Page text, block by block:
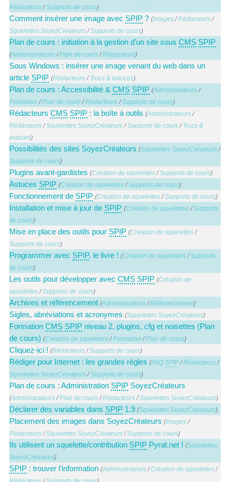
Rédacteurs/Supports de cours)
Comment insérer une image avec SPIP ? (Images/Rédacteurs/
Squelettes SoyezCréateurs/Supports de cours)
Plan de cours : initiation à la gestion d’un site sousCMS SPIP
(Administrateurs/Plan de cours/Rédacteurs)
Sous Windows : insérer une image venant du web dans un
article SPIP (Rédacteurs/ Trucs & astuces)
Plan de cours : Accessibilité &CMS SPIP (Administrateurs/
Formation /Plan de cours/Rédacteurs/Supports de cours)
RédacteursCMS SPIP : la boîte à outils (Administrateurs/
Rédacteurs/Squelettes SoyezCréateurs/Supports de cours/ Trucs &
astuces)
Possibilités des sites SoyezCréateurs (Squelettes SoyezCréateurs/
Supports de cours)
Plugins avant-gardistes (Création de squelettes/Supports de cours)
Astuces SPIP (Création de squelettes/Supports de cours)
Fonctionnement de SPIP (Création de squelettes/Supports de cours)
Installation et mise à jour de SPIP (Création de squelettes/Supports
de cours)
Mise en place des outils pour SPIP (Création de squelettes/
Supports de cours)
Programmer avec SPIP, le livre ! (Création de squelettes/Supports
de cours)
Les outils pour développer avecCMS SPIP (Création de
squelettes/Supports de cours)
Archives et référencement (Administrateurs/Référencement)
Sigles, abréviations et acronymes (Squelettes SoyezCréateurs)
FormationCMS SPIP niveau 2, plugins, cfg et noisettes (Plan
de cours) (Création de squelettes/Formation /Plan de cours)
Cliquez-ici ! (Rédacteurs/Supports de cours)
Rédiger pour Internet : les grandes règles (FAQSPIP/Rédacteurs/
Squelettes SoyezCréateurs/Supports de cours)
Plan de cours : Administration SPIP SoyezCréateurs
(Administrateurs/Plan de cours/Rédacteurs/Squelettes SoyezCréateurs)
Déclarer des variables dans SPIP 1.9 (Squelettes SoyezCréateurs)
Placement des images dans SoyezCréateurs (Images/
Rédacteurs/Squelettes SoyezCréateurs/Supports de cours)
Ils utilisent un squelette/contribution SPIP Pyrat.net ! (Squelettes
SoyezCréateurs)
SPIP : trouver l’information (Administrateurs/Création de squelettes/